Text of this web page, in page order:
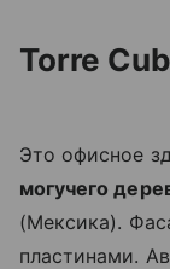
Torre
Это офисное
могучего
(Мексика).
пластинами.